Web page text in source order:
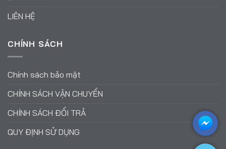
LIÊN HỆ
CHÍNH SÁCH
Chính sách bảo mật
CHÍNH SÁCH VẬN CHUYỂN
CHÍNH SÁCH ĐỔI TRẢ
QUY ĐỊNH SỬ DỤNG